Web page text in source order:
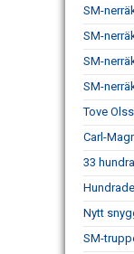
SM-
SM-
SM-
SM-
Tove
Carl-
33
Nytt
SM-